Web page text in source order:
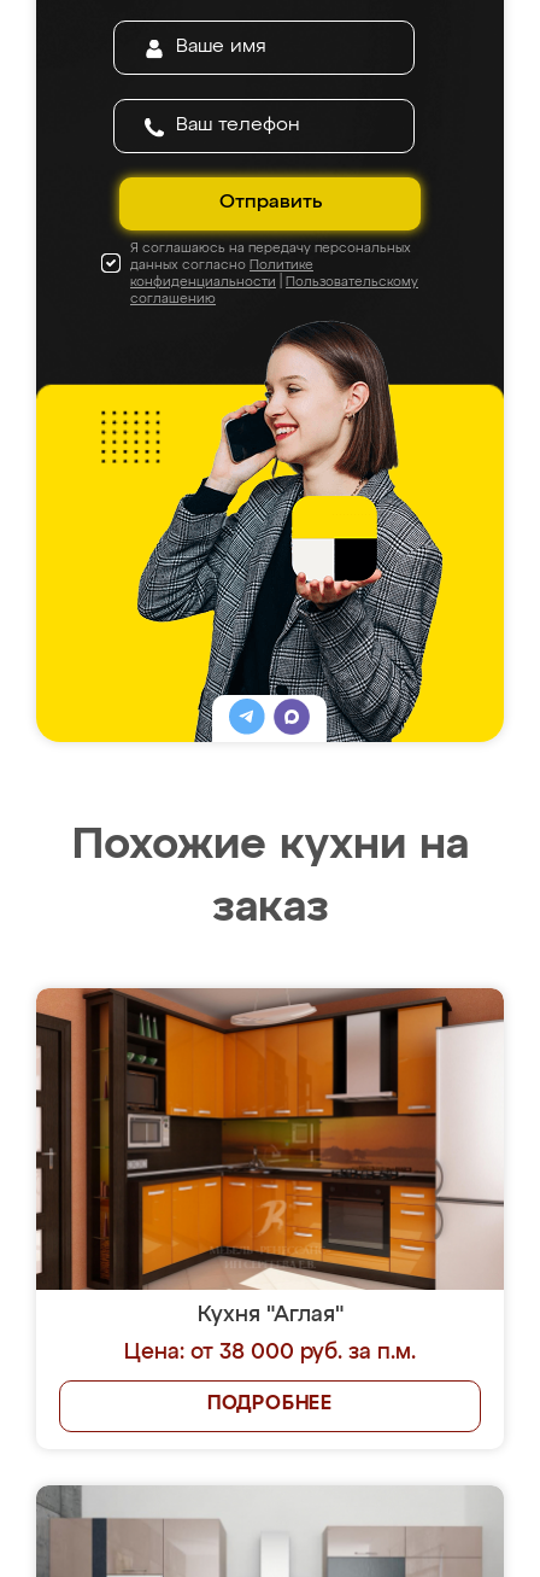
Отправить
Я соглашаюсь на передачу персональных
данных согласно Политике
конфиденциальности
Пользовательскому
соглашению
Похожие кухни на
заказ
Кухня "Аглая"
Цена: от 38 000 руб. за п.м.
ПОДРОБНЕЕ